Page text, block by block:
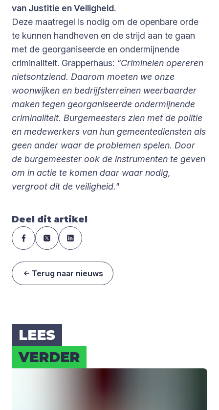
van Justitie en Veiligheid.
Deze maatregel is nodig om de openbare orde
te kunnen handheven en de strijd aan te gaan
met de georganiseerde en ondermijnende
criminaliteit. Grapperhaus: “Criminelen opereren
nietsontziend. Daarom moeten we onze
woonwijken en bedrijfsterreinen weerbaarder
maken tegen georganiseerde ondermijnende
criminaliteit. Burgemeesters zien met de politie
en medewerkers van hun gemeentediensten als
geen ander waar de problemen spelen. Door
de burgemeester ook de instrumenten te geven
om in actie te komen daar waar nodig,
vergroot dit de veiligheid."
Deel dit artikel
Terug naar nieuws
LEES
VER­DER